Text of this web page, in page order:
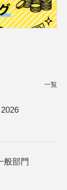
一覧
般部門